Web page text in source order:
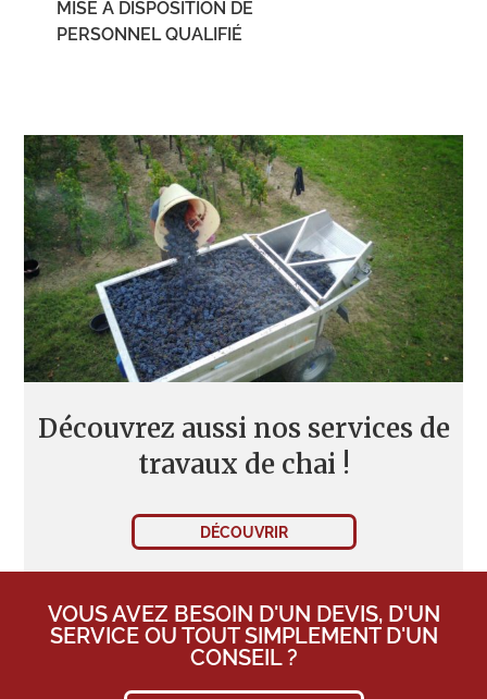
MISE À DISPOSITION DE
PERSONNEL QUALIFIÉ
Découvrez aussi nos services de
travaux de chai !
DÉCOUVRIR
VOUS AVEZ BESOIN D'UN DEVIS, D'UN
SERVICE OU TOUT SIMPLEMENT D'UN
CONSEIL ?